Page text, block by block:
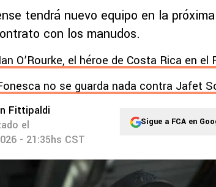
tendrá nuevo equipo en la
con los manudos.
O’Rourke, el héroe de Costa Rica en el
no se guarda nada contra Jafet
Fittipaldi
el
- 21:35hs CST
Sigue a FCA en